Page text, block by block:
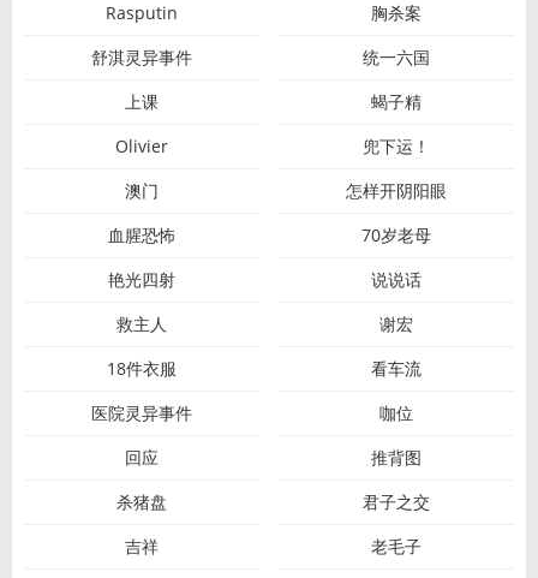
Rasputin
胸杀案
舒淇灵异事件
统一六国
上课
蝎子精
Olivier
兜下运！
澳门
怎样开阴阳眼
血腥恐怖
70岁老母
艳光四射
说说话
救主人
谢宏
18件衣服
看车流
医院灵异事件
咖位
回应
推背图
杀猪盘
君子之交
吉祥
老毛子